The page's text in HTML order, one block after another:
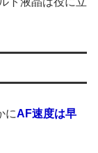
にAF速度は早